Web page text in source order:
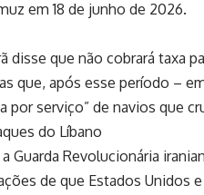
em 18 de junho de 2026.
disse que não cobrará taxa
que, após esse período –
por serviço” de navios que
do Líbano
Guarda Revolucionária
de que Estados Unidos